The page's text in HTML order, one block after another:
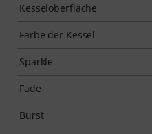
Kesseloberfläche
Farbe der Kessel
Sparkle
Fade
Burst